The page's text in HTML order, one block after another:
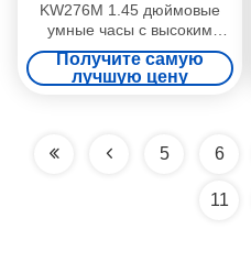
KW276M 1.45 дюймовые
умные часы с высоким
разрешением с Bluetooth-
звонками
Получите самую
лучшую цену
5 6
11